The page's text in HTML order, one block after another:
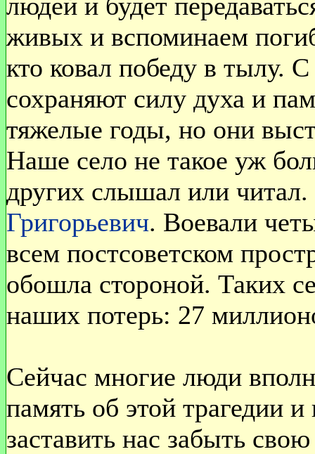
живых и вспоминаем
кто ковал победу в тылу.
сохраняют силу духа и
тяжелые годы, но они
Наше село не такое уж
других слышал или
Григорьевич. Воевали
всем постсоветском
обошла стороной. Таких
наших потерь: 27
Сейчас многие люди
память об этой трагедии
заставить нас забыть